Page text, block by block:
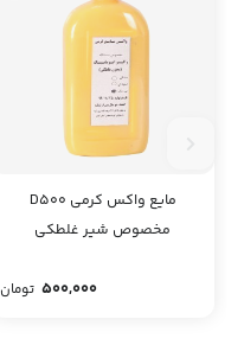
مایع واکس کرمی D500
مخصوص شیر غلطکی
500,000 تومان